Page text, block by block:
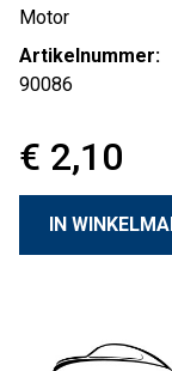
Motor
Artikelnummer:
90086
€ 2,10